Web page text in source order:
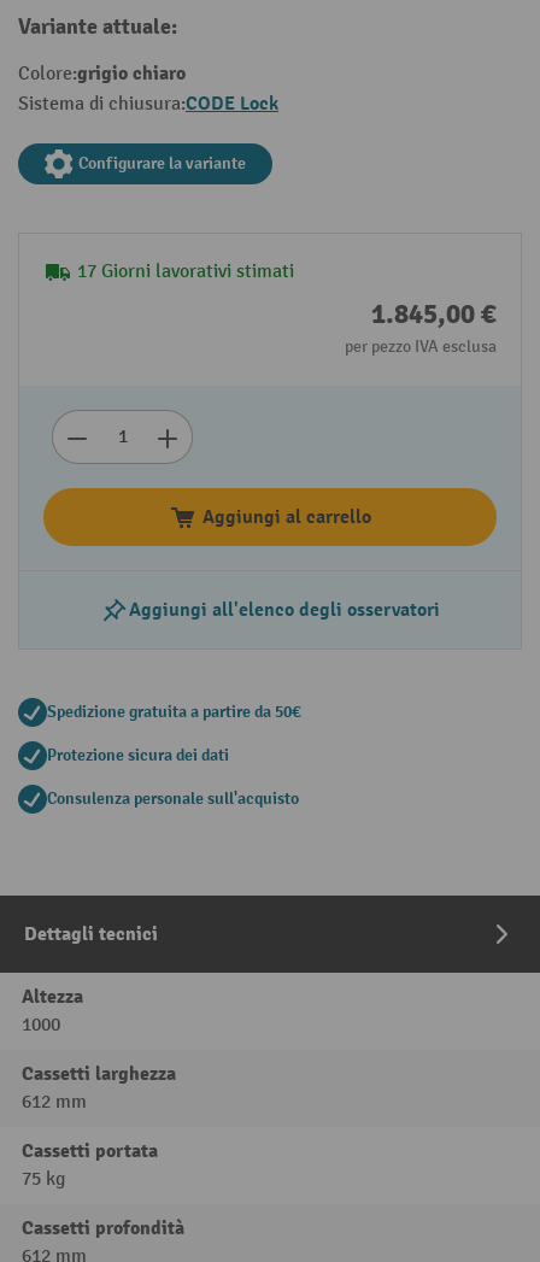
Variante attuale:
Colore:grigio chiaro
Sistema di chiusura:CODE Lock
Configurare la variante
17 Giorni lavorativi stimati
1.845,00 €
per pezzo IVA esclusa
Aggiungi al carrello
Aggiungi all'elenco degli osservatori
Spedizione gratuita a partire da 50€
Protezione sicura dei dati
Consulenza personale sull'acquisto
Dettagli tecnici
Altezza
1000
Cassetti larghezza
612 mm
Cassetti portata
75 kg
Cassetti profondità
612 mm